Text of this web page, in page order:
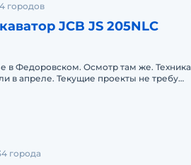
городов
JCB JS 205NLC
в Федоровском. Осмотр там же. Техника
в апреле. Текущие проекты не требую
города